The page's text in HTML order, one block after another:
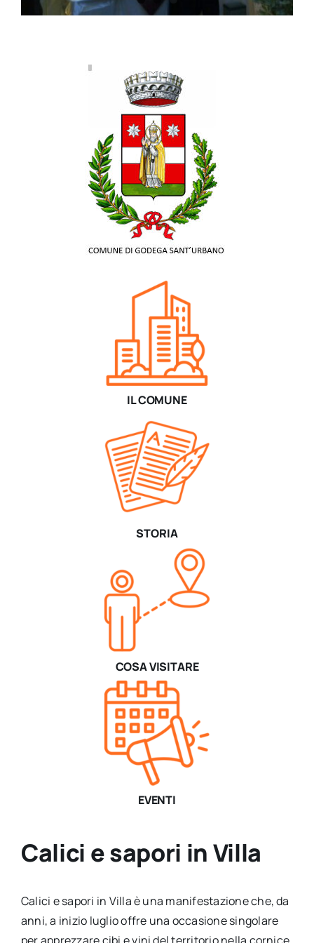
IL COMUNE
STORIA
COSA VISITARE
EVENTI
Calici e sapori in Villa
Calici e sapori in Villa è una manifestazione che, da
anni, a inizio luglio offre una occasione singolare